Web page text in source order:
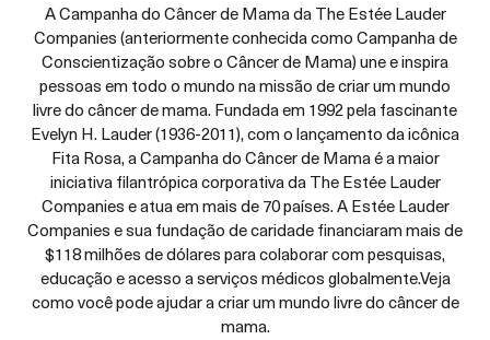
A Campanha do Câncer de Mama da The Estée Lauder
Companies (anteriormente conhecida como Campanha de
Conscientização sobre o Câncer de Mama) une e inspira
pessoas em todo o mundo na missão de criar um mundo
livre do câncer de mama. Fundada em 1992 pela fascinante
Evelyn H. Lauder (1936-2011), com o lançamento da icônica
Fita Rosa, a Campanha do Câncer de Mama é a maior
iniciativa filantrópica corporativa da The Estée Lauder
Companies e atua em mais de 70 países. A Estée Lauder
Companies e sua fundação de caridade financiaram mais de
$118 milhões de dólares para colaborar com pesquisas,
educação e acesso a serviços médicos globalmente.Veja
como você pode ajudar a criar um mundo livre do câncer de
mama.